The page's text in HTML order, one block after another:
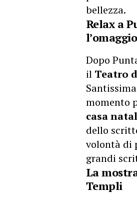
bellezza.
Relax a
Dopo
il Teatro
momento
casa
dello
volontà di
grandi
La
Templi